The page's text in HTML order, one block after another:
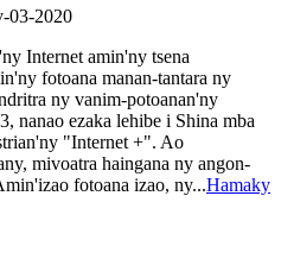
03-2020
Internet amin'ny tsena
fotoana manan-tantara ny
ny vanim-potoanan'ny
nanao ezaka lehibe i Shina mba
"Internet +". Ao
mivoatra haingana ny angon-
fotoana izao, ny...Hamaky